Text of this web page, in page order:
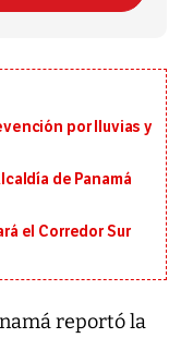
por lluvias y
de Panamá
el Corredor Sur
reportó la